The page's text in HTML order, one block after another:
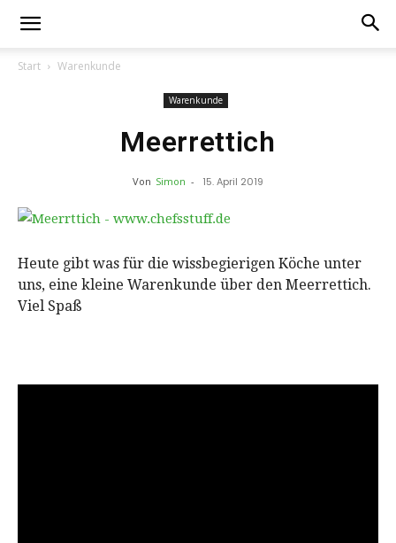
Start Warenkunde
Warenkunde
Meerrettich
Von Simon - 15. April 2019
Heute gibt was für die wissbegierigen Köche unter
uns, eine kleine Warenkunde über den Meerrettich.
Viel Spaß